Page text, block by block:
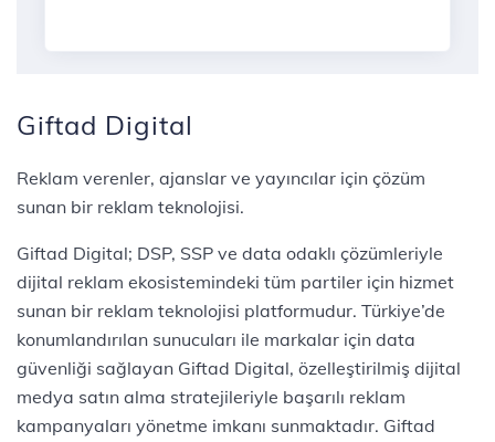
Giftad Digital
Reklam verenler, ajanslar ve yayıncılar için çözüm
sunan bir reklam teknolojisi.
Giftad Digital; DSP, SSP ve data odaklı çözümleriyle
dijital reklam ekosistemindeki tüm partiler için hizmet
sunan bir reklam teknolojisi platformudur. Türkiye’de
konumlandırılan sunucuları ile markalar için data
güvenliği sağlayan Giftad Digital, özelleştirilmiş dijital
medya satın alma stratejileriyle başarılı reklam
kampanyaları yönetme imkanı sunmaktadır. Giftad